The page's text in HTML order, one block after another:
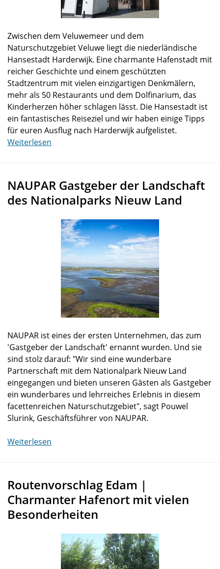
Zwischen dem Veluwemeer und dem
Naturschutzgebiet Veluwe liegt die niederländische
Hansestadt Harderwijk. Eine charmante Hafenstadt mit
reicher Geschichte und einem geschützten
Stadtzentrum mit vielen einzigartigen Denkmälern,
mehr als 50 Restaurants und dem Dolfinarium, das
Kinderherzen höher schlagen lässt. Die Hansestadt ist
ein fantastisches Reiseziel und wir haben einige Tipps
für euren Ausflug nach Harderwijk aufgelistet.
Weiterlesen
NAUPAR Gastgeber der Landschaft
des Nationalparks Nieuw Land
NAUPAR ist eines der ersten Unternehmen, das zum
'Gastgeber der Landschaft' ernannt wurden. Und sie
sind stolz darauf: "Wir sind eine wunderbare
Partnerschaft mit dem Nationalpark Nieuw Land
eingegangen und bieten unseren Gästen als Gastgeber
ein wunderbares und lehrreiches Erlebnis in diesem
facettenreichen Naturschutzgebiet", sagt Pouwel
Slurink, Geschäftsführer von NAUPAR.
Weiterlesen
Routenvorschlag Edam |
Charmanter Hafenort mit vielen
Besonderheiten